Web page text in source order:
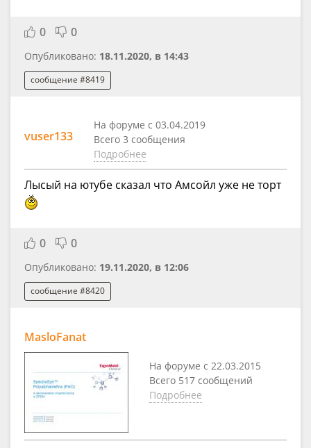
0 0
Опубликовано: 18.11.2020, в 14:43
сообщение #8419
vuser133
На форуме с 03.04.2019
Всего 3 сообщения
Подробнее
Лысый на ютубе сказал что Амсойл уже не торт
0 0
Опубликовано: 19.11.2020, в 12:06
сообщение #8420
MasloFanat
На форуме с 22.03.2015
Всего 517 сообщений
Подробнее